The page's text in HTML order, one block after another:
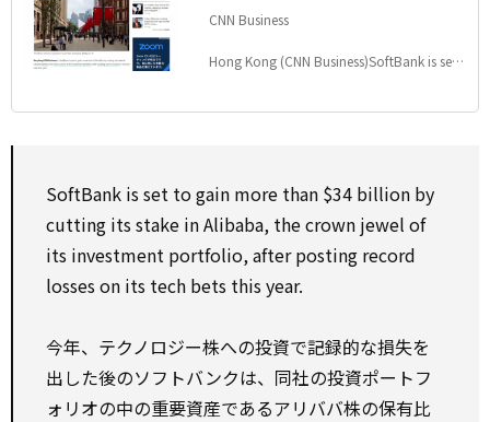
CNN Business
Hong Kong (CNN Business)SoftBank is set
SoftBank is set to gain more than $34 billion by
cutting its stake in Alibaba, the crown jewel of
its investment portfolio, after posting record
losses on its tech bets this year.
今年、テクノロジー株への投資で記録的な損失を
出した後のソフトバンクは、同社の投資ポートフ
ォリオの中の重要資産であるアリババ株の保有比